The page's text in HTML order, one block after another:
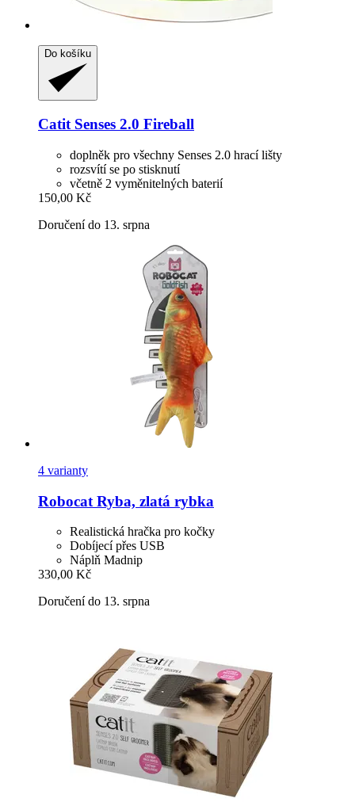
Do košíku
Catit Senses 2.0 Fireball
doplněk pro všechny Senses 2.0 hrací lišty
rozsvítí se po stisknutí
včetně 2 vyměnitelných baterií
150,00 Kč
Doručení do 13. srpna
4 varianty
Robocat Ryba, zlatá rybka
Realistická hračka pro kočky
Dobíjecí přes USB
Náplň Madnip
330,00 Kč
Doručení do 13. srpna